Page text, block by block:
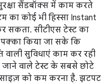
सैंडबॉक्स में काम करते
का कोई भी हिस्सा Instant
सकता. सीटीएस टेस्ट का
पक्का किया जा सके कि
सुविधाएं काम कर रही
वाले टेस्ट के सबसे छोटे
को कम करना है. झटपट